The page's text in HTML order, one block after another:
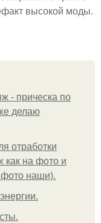
высокой моды.
- прическа по
делаю
отработки
как на фото и
наши).